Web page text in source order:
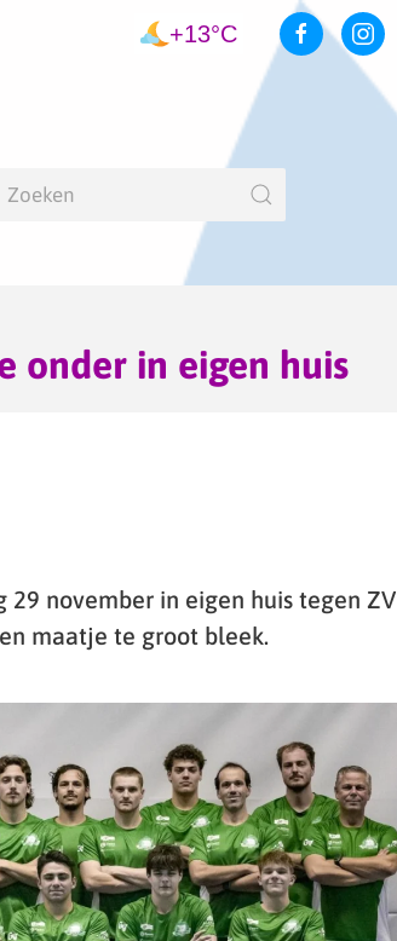
+13°C
onder in eigen huis
29 november in eigen huis tegen ZV
maatje te groot bleek.